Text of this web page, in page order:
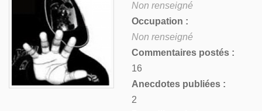
Non renseigné
Occupation :
Non renseigné
Commentaires postés :
16
Anecdotes publiées :
2